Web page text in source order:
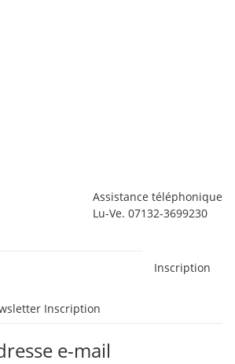
Assistance téléphonique
Lu-Ve. 07132-3699230
Inscription
Inscription
e-mail